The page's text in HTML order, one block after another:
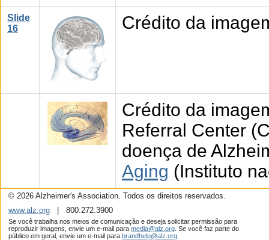
Slide
16
Crédito da
Crédito da
Referral Center
doença de
Aging (Instituto
© 2026 Alzheimer's Association. Todos os direitos reservados.
www.alz.org | 800.272.3900
Se você trabalha nos meios de comunicação e deseja solicitar permissão para
reproduzir imagens, envie um e-mail para media@alz.org . Se você faz parte do
público em geral, envie um e-mail para brandhelp@alz.org